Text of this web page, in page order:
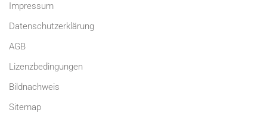
Impressum
Datenschutzerklärung
AGB
Lizenzbedingungen
Bildnachweis
Sitemap